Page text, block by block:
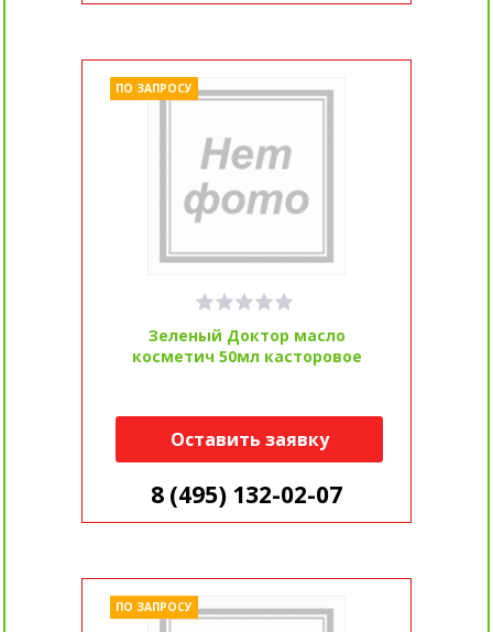
Зеленый Доктор масло
косметич 50мл касторовое
ПО ЗАПРОСУ
Оставить заявку
8 (495) 132-02-07
ПО ЗАПРОСУ